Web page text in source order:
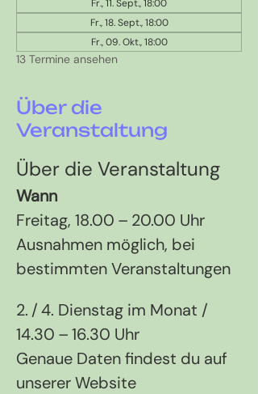
Fr., 11. Sept., 18:00
Fr., 18. Sept., 18:00
Fr., 09. Okt., 18:00
13 Termine ansehen
Über die
Veranstaltung
Über die Veranstaltung
Wann
Freitag, 18.00 – 20.00 Uhr
Ausnahmen möglich, bei
bestimmten Veranstaltungen
2. / 4. Dienstag im Monat /
14.30 – 16.30 Uhr
Genaue Daten findest du auf
unserer Website